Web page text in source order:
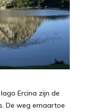
Ercina zijn de
De weg ernaartoe